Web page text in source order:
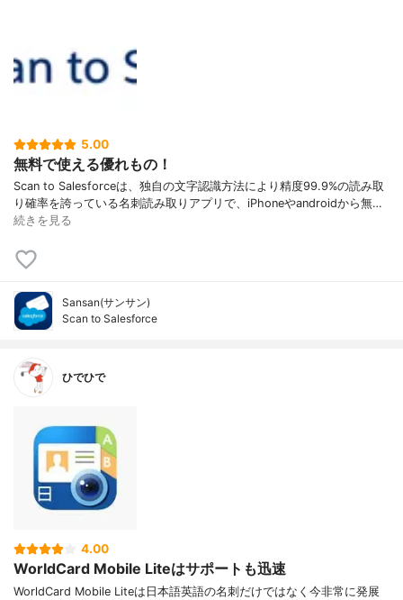
5.00
無料で使える優れもの！
Scan to Salesforceは、独自の文字認識方法により精度99.9%の読み取
り確率を誇っている名刺読み取りアプリで、iPhoneやandroidから無…
続きを見る
Sansan(サンサン)
Scan to Salesforce
ひでひで
4.00
WorldCard Mobile Liteはサポートも迅速
WorldCard Mobile Liteは日本語英語の名刺だけではなく今非常に発展